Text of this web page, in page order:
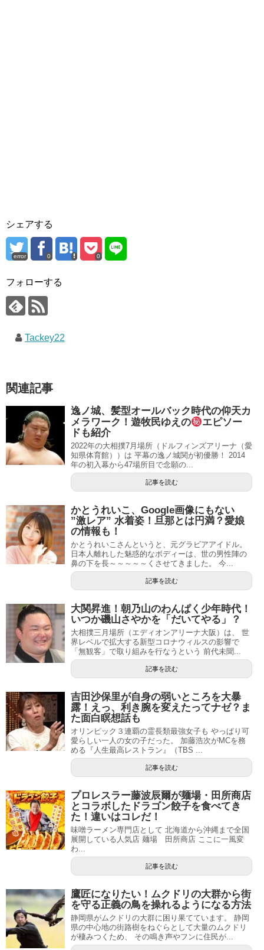
シェアする
error 0 0
フォローする
Tackey22
関連記事
逸ノ城、髪型オールバック時代の仰天カ
メラワーク！遊牧民ゆえの
エピソー
ドも紹介
2022年の大相撲7月場所（ドルフィンズアリーナ（愛
知県体育館））は 平幕の逸ノ城関が初優勝！ 2014
年の初入幕から47場所目で念願の...
記事を読む
かとうれいこ、Google画像にもない
”激レア” 水着姿！旦那とは円満？愛娘
の情報も！
かとうれいこさんというと、元グラビアアイドル。
日本人離れした魅惑的なボディーは、世の男性陣の
鼻の下を長～～～～～くさせてきました。 今...
記事を読む
大関昇進！朝乃山のわんぱく少年時代！
いつか磯山さやかを「だいてやる」？
大相撲三月場所（エディオンアリーナ大阪）は、 世
界レベルで拡大する新型コロナウィルスの影響で
「無観客」で取り組みを行なうという 前代未聞...
記事を読む
吉田沙保里が自身の弱いところを大暴
露！えっ、利き腕を変えたってナゼ？ま
た面白瞑想話も
オリンピック３連覇の霊長類最強女子も やっぱり可
愛らしい一人の女の子だった。 加藤浩次がMCを務
める『人生最高レストラン』（TBS ...
記事を読む
プロレスラー藤波辰爾が麺場・田所商店
とコラボしたドラゴン餃子を食べてき
た！違いはコレだ！
味噌ラーメン専門店として 北海道から沖縄まで全国
展開している人気店 麺場 田所商店 ここに一風変
わ...
記事を読む
鷹匠になりたい！ムクドリの大群から街
を守る正義の鳥を操れるようになる方法
静岡県がムクドリの大群に困り果てています。 静岡
県の中心地の街路樹をねぐらとして大量のムクドリ
が棲みつくため、 その鳴き声やフンに住民が...